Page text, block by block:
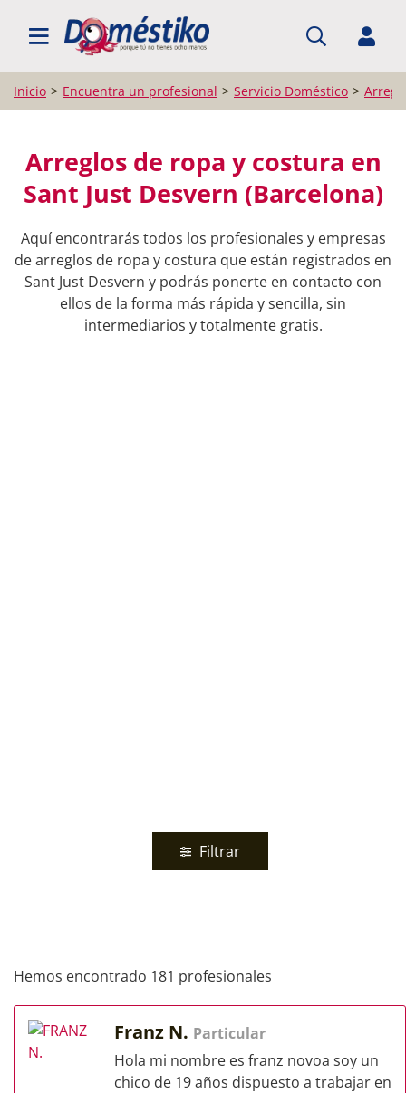
BUSCAR PROFESIONALES
Inicio Encuentra un profesional Servicio Doméstico
Arreglos de ropa y costura en
Sant Just Desvern (Barcelona)
Aquí encontrarás todos los profesionales y empresas
de arreglos de ropa y costura que están registrados en
Sant Just Desvern y podrás ponerte en contacto con
ellos de la forma más rápida y sencilla, sin
intermediarios y totalmente gratis.
Filtrar
Hemos encontrado 181 profesionales
Franz N. Particular
Hola mi nombre es franz novoa soy un
chico de 19 años dispuesto a trabajar en